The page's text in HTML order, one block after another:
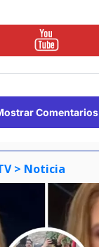
Comentarios
> Noticia